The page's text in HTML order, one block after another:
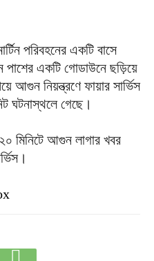
পরিবহনের একটি বাসে
একটি গোডাউনে ছড়িয়ে
আগুন নিয়ন্ত্রণে ফায়ার সার্ভিস
ঘটনাস্থলে গেছে।
মিনিটে আগুন লাগার খবর